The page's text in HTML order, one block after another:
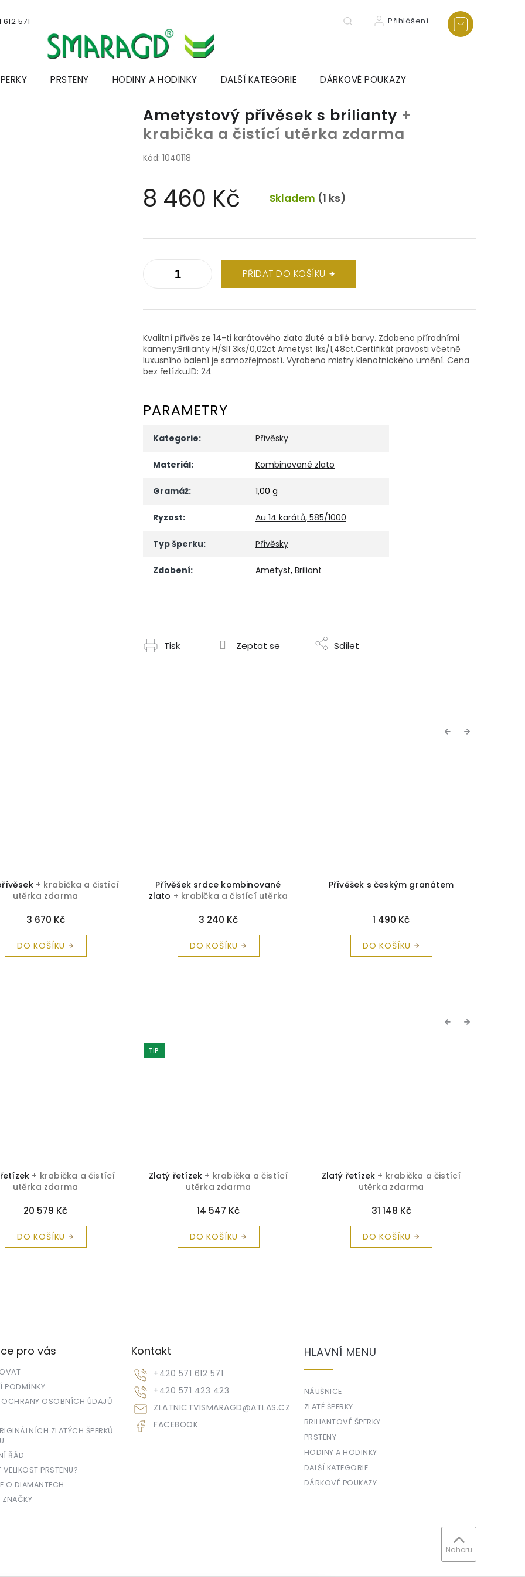
571 Přihlášení
PRSTENY HODINY A HODINKY DALŠÍ KATEGORIE DÁRKOVÉ POUKAZY
Ametystový přívěsek s brilianty +
krabička a čistící utěrka zdarma
Kód: 1040118
8 460 Kč Skladem (1 ks)
PŘIDAT DO KOŠÍKU
Kvalitní přívěs ze 14-ti karátového zlata žluté a bílé barvy. Zdobeno přírodními
kameny:Brilianty H/SI1 3ks/0,02ct Ametyst 1ks/1,48ct.Certifikát pravosti včetně
luxusního balení je samozřejmostí. Vyrobeno mistry klenotnického umění. Cena
bez řetízku.ID: 24
PARAMETRY
Kategorie: Přívěsky
Materiál: Kombinované zlato
Gramáž: 1,00 g
Ryzost: Au 14 karátů, 585/1000
Typ šperku: Přívěsky
Zdobení: Ametyst, Briliant
Tisk Zeptat se Sdílet
Previous
+ krabička a čistící
utěrka zdarma
3 670 Kč
DO KOŠÍKU
Přívěšek srdce kombinované
zlato + krabička a čistící utěrka
3 240 Kč
DO KOŠÍKU
Přívěšek s českým granátem
1 490 Kč
DO KOŠÍKU
Next
Previous
+ krabička a čistící
utěrka zdarma
20 579 Kč
DO KOŠÍKU
TIP
Zlatý řetízek + krabička a čistící
utěrka zdarma
14 547 Kč
DO KOŠÍKU
Zlatý řetízek + krabička a čistící
utěrka zdarma
31 148 Kč
DO KOŠÍKU
Next
pro vás
PODMÍNKY
OSOBNÍCH ÚDAJŮ
ZLATÝCH ŠPERKŮ
ŘÁD
PRSTENU?
O DIAMANTECH
Kontakt
ZLATNICTVISMARAGD@ATLAS.CZ
+420 571 612 571
+420 571 423 423
FACEBOOK
HLAVNÍ MENU
NÁUŠNICE
ZLATÉ ŠPERKY
BRILIANTOVÉ ŠPERKY
PRSTENY
HODINY A HODINKY
DALŠÍ KATEGORIE
DÁRKOVÉ POUKAZY
Nahoru